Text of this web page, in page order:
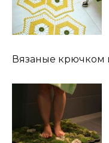
Вязаные крючком